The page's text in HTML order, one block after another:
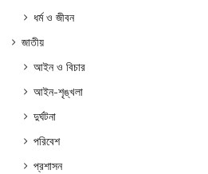
ধর্ম ও জীবন
জাতীয়
আইন ও বিচার
আইন-শৃঙ্খলা
দুর্ঘটনা
পরিবেশ
প্রশাসন